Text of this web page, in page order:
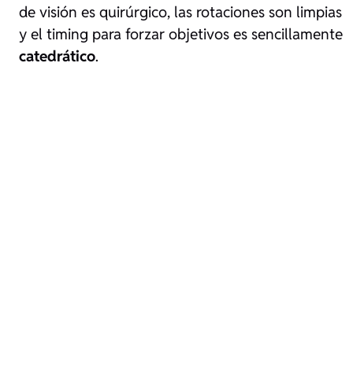
de visión es quirúrgico, las rotaciones son limpias
y el timing para forzar objetivos es sencillamente
catedrático.